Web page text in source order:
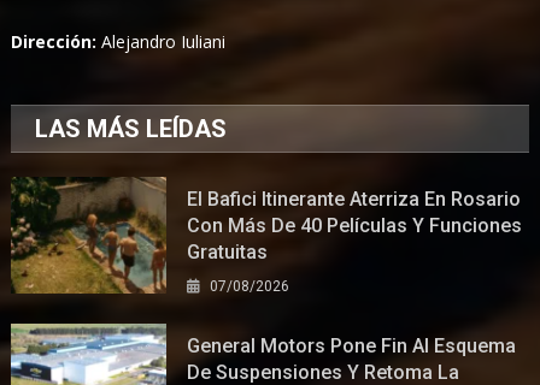
Dirección:Alejandro Iuliani
LAS MÁS LEÍDAS
El Bafici Itinerante Aterriza En Rosario
Con Más De 40 Películas Y Funciones
Gratuitas
07/08/2026
General Motors Pone Fin Al Esquema
De Suspensiones Y Retoma La